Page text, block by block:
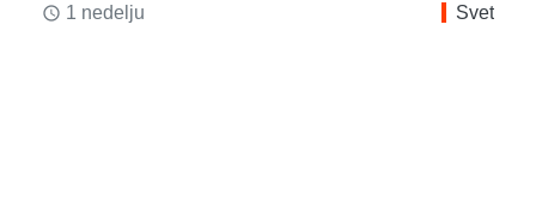
access_time 1 nedelju Svet